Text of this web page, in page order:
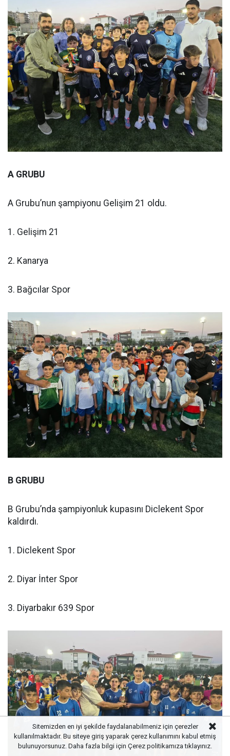
A GRUBU
A Grubu’nun şampiyonu Gelişim 21 oldu.
1. Gelişim 21
2. Kanarya
3. Bağcılar Spor
B GRUBU
B Grubu’nda şampiyonluk kupasını Diclekent Spor
kaldırdı.
1. Diclekent Spor
2. Diyar İnter Spor
3. Diyarbakır 639 Spor
Sitemizden en iyi şekilde faydalanabilmeniz için çerezler
kullanılmaktadır. Bu siteye giriş yaparak çerez kullanımını kabul etmiş
bulunuyorsunuz. Daha fazla bilgi için Çerez politikamızatıklayınız.